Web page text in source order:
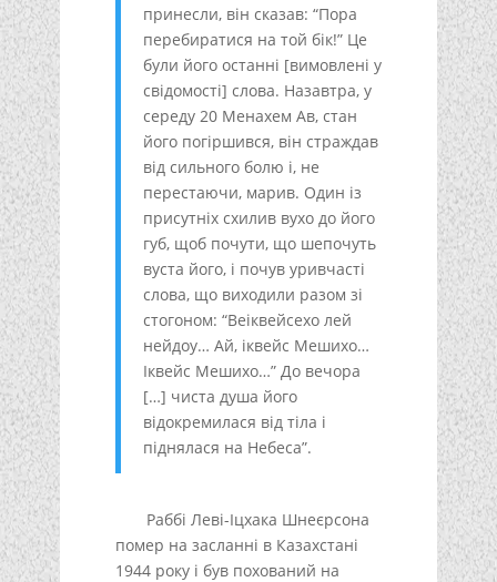
принесли, він сказав: “Пора
перебиратися на той бік!” Це
були його останні [вимовлені у
свідомості] слова. Назавтра, у
середу 20 Менахем Ав, стан
його погіршився, він страждав
від сильного болю і, не
перестаючи, марив. Один із
присутніх схилив вухо до його
губ, щоб почути, що шепочуть
вуста його, і почув уривчасті
слова, що виходили разом зі
стогоном: “Веіквейсехо лей
нейдоу… Ай, іквейс Мешихо…
Іквейс Мешихо…” До вечора
[…] чиста душа його
відокремилася від тіла і
піднялася на Небеса”.
Раббі Леві-Іцхака Шнеєрсона
помер на засланні в Казахстані
1944 року і був похований на